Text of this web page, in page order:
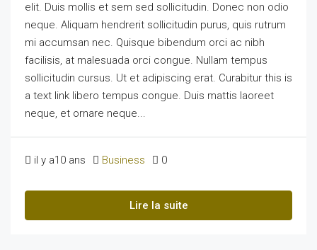
elit. Duis mollis et sem sed sollicitudin. Donec non odio
neque. Aliquam hendrerit sollicitudin purus, quis rutrum
mi accumsan nec. Quisque bibendum orci ac nibh
facilisis, at malesuada orci congue. Nullam tempus
sollicitudin cursus. Ut et adipiscing erat. Curabitur this is
a text link libero tempus congue. Duis mattis laoreet
neque, et ornare neque...
il y a10 ans Business 0
Lire la suite